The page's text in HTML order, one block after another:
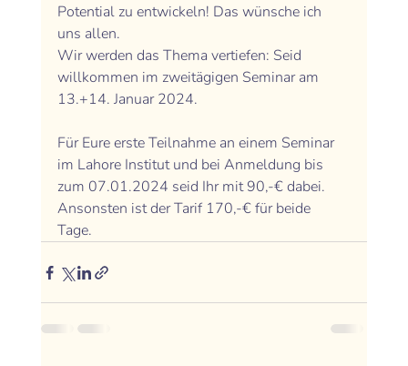
Potential zu entwickeln! Das wünsche ich
uns allen.
Wir werden das Thema vertiefen: Seid
willkommen im zweitägigen Seminar am
13.+14. Januar 2024.
Für Eure erste Teilnahme an einem Seminar
im Lahore Institut und bei Anmeldung bis
zum 07.01.2024 seid Ihr mit 90,-€ dabei.
Ansonsten ist der Tarif 170,-€ für beide
Tage.